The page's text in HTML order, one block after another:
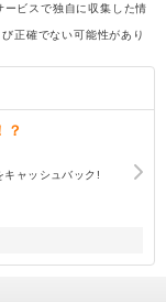
ビスで独自に収集した情
正確でない可能性があり
？
キャッシュバック!